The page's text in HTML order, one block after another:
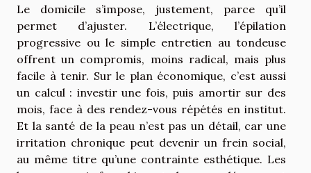
Le domicile s’impose, justement, parce qu’il
permet d’ajuster. L’électrique, l’épilation
progressive ou le simple entretien au tondeuse
offrent un compromis, moins radical, mais plus
facile à tenir. Sur le plan économique, c’est aussi
un calcul : investir une fois, puis amortir sur des
mois, face à des rendez-vous répétés en institut.
Et la santé de la peau n’est pas un détail, car une
irritation chronique peut devenir un frein social,
au même titre qu’une contrainte esthétique. Les